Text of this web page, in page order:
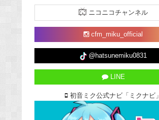
ニコニコチャンネル
cfm_miku_official
@hatsunemiku0831
LINE
初音ミク公式ナビ「ミクナビ」